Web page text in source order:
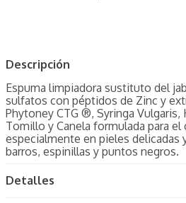
Descripción
Espuma limpiadora sustituto del
sulfatos con péptidos de Zinc y
Phytoney CTG ®, Syringa Vulgaris,
Tomillo y Canela formulada para
especialmente en pieles delicadas
barros, espinillas y puntos negros.
Detalles